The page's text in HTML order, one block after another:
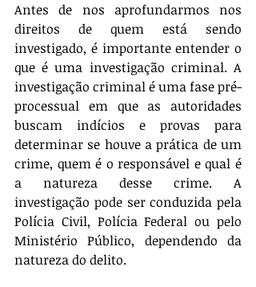
Antes de nos aprofundarmos nos
direitos de quem está sendo
investigado, é importante entender o
que é uma investigação criminal. A
investigação criminal é uma fase pré-
processual em que as autoridades
buscam indícios e provas para
determinar se houve a prática de um
crime, quem é o responsável e qual é
a natureza desse crime. A
investigação pode ser conduzida pela
Polícia Civil, Polícia Federal ou pelo
Ministério Público, dependendo da
natureza do delito.